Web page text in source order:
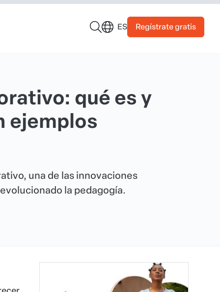
ES Regístrate gratis
qué es y
ejemplos
una de las innovaciones
la pedagogía.